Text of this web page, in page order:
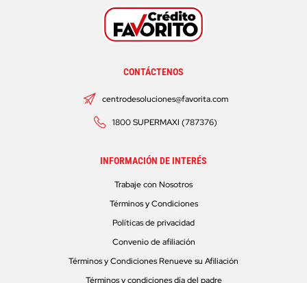
CONTÁCTENOS
centrodesoluciones@favorita.com
1800 SUPERMAXI (787376)
INFORMACIÓN DE INTERÉS
Trabaje con Nosotros
Términos y Condiciones
Políticas de privacidad
Convenio de afiliación
Términos y Condiciones Renueve su Afiliación
Términos y condiciones día del padre